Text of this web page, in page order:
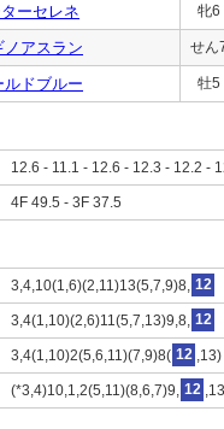
ーセレネ 牝6
ノアスラン せん
ルドブルー 牡5
12.6 - 11.1 - 12.6 - 12.3 - 12.2 -
4F 49.5 - 3F 37.5
3,4,10(1,6)(2,11)13(5,7,9)8, 12
3,4(1,10)(2,6)11(5,7,13)9,8, 12
3,4(1,10)2(5,6,11)(7,9)8( 12 ,13)
(*3,4)10,1,2(5,11)(8,6,7)9, 12